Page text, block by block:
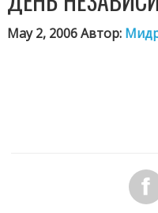
May 2, 2006 Автор: